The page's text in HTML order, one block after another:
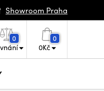
Showroom Praha
0 0
0Kč